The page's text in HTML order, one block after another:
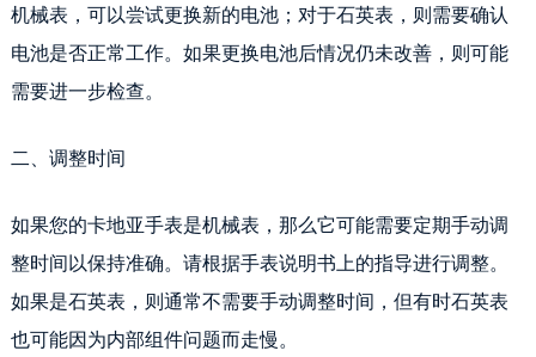
机械表，可以尝试更换新的电池；对于石英表，则需要确认
电池是否正常工作。如果更换电池后情况仍未改善，则可能
需要进一步检查。
二、调整时间
如果您的卡地亚手表是机械表，那么它可能需要定期手动调
整时间以保持准确。请根据手表说明书上的指导进行调整。
如果是石英表，则通常不需要手动调整时间，但有时石英表
也可能因为内部组件问题而走慢。